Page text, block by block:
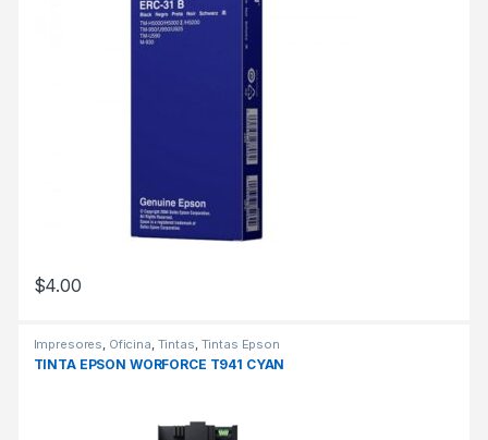
$4.00
Impresores, Oficina, Tintas, Tintas Epson
TINTA EPSON WORFORCE T941 CYAN